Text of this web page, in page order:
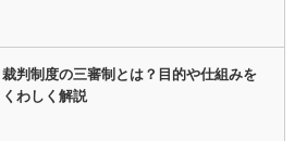
裁判制度の三審制とは？目的や仕組みを
くわしく解説